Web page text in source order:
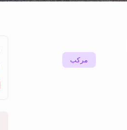
مرکب